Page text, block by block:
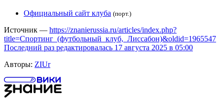
Официальный сайт клуба (порт.)
Источник — https://znanierussia.ru/articles/index.php?
title=Спортинг_(футбольный_клуб,_Лиссабон)&oldid=1965547
Последний раз редактировалась 17 августа 2025 в 05:00
Авторы: ZIUr